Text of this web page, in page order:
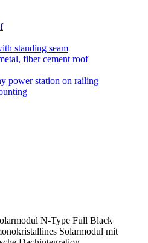
standing seam
fiber cement roof
power station on railing